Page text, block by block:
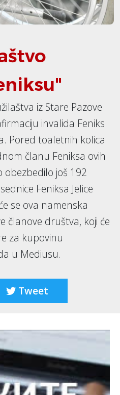
iz Stare Pazove
invalida Feniks
Pored toaletnih kolica
članu Feniksa ovih
obezbedilo još 192
Feniksa Jelice
se ova namenska
članove društva, koji će
za kupovinu
u Mediusu.
Tweet